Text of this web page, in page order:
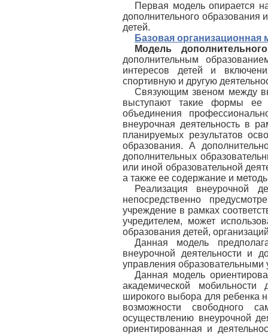
Первая модель опирается
дополнительного образования
детей.
Базовая
Модель
дополнительным
интересов детей и
спортивную и другую
Связующим звеном между
выступают такие формы ее
объединения
внеурочная деятельность в
планируемых результатов
образования. А
дополнительных
или иной образовательной
а также ее содержание и
Реализация внеурочной
непосредственно
учреждение в рамках
учредителем, может
образования детей,
Данная модель
внеурочной деятельности и
управления
Данная модель
академической
широкого выбора для ребенка
возможности свободного
осуществлению внеурочной
ориентированная и